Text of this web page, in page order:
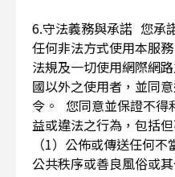
6.守法義務與承諾 您承
任何非法方式使用本服
法規及一切使用網際網
國以外之使用者，並同
令。 您同意並保證不得
益或違法之行為，包括
（1）公佈或傳送任何
公共秩序或善良風俗或